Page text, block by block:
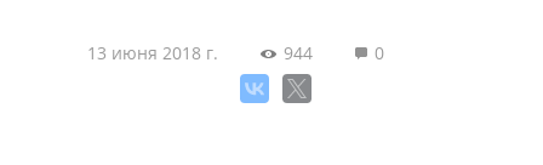
13 июня 2018 г. 944 0